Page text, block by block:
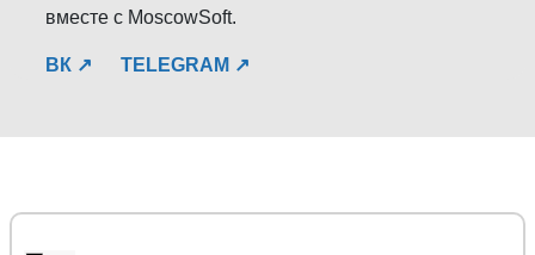
вместе с MoscowSoft.
ВК ↗ TELEGRAM ↗